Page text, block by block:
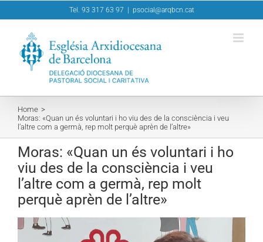
to
Tel. 93 317 63 97 psocial@arqbcn.cat
Home
Moras: «Quan un és voluntari i ho viu des de la consciència i veu
l’altre com a germà, rep molt perquè aprèn de l’altre»
Moras: «Quan un és voluntari i ho
viu des de la consciència i veu
l’altre com a germà, rep molt
perquè aprèn de l’altre»
View